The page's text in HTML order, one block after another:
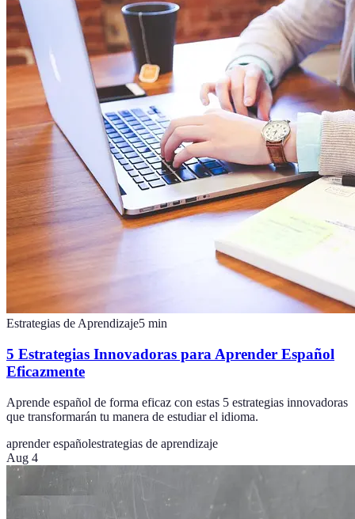
Estrategias de Aprendizaje5 min
5 Estrategias Innovadoras para Aprender Español
Eficazmente
Aprende español de forma eficaz con estas 5 estrategias innovadoras
que transformarán tu manera de estudiar el idioma.
aprender españolestrategias de aprendizaje
Aug 4